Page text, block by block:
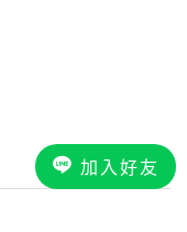
加入好友